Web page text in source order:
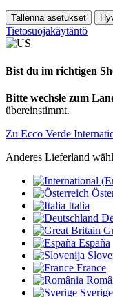
Tallenna asetukset
Tietosuojakäytäntö
Bist du im richtigen
Bitte wechsle zum
übereinstimmt.
Zu Ecco Verde
Anderes Lieferland
Italia
España
France
Sverige